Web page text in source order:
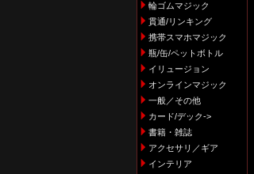
輪ゴムマジック
貫通/リンキング
携帯スマホマジック
瓶/缶/ペットボトル
イリュージョン
オンラインマジック
一般／その他
カード/デック->
書籍・雑誌
アクセサリ／ギア
インテリア